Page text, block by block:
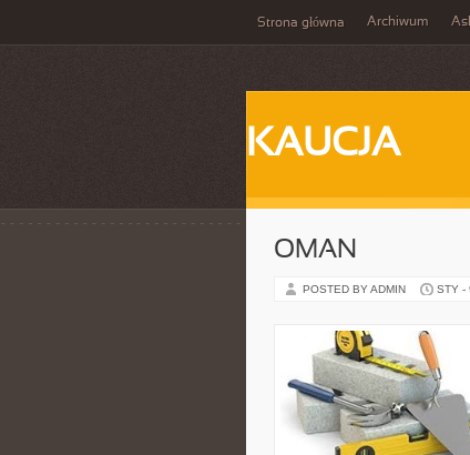
Strona główna Archiwum
KAUCJA
OMAN
POSTED BY ADMIN STY -